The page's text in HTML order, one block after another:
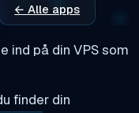
← Alle apps
ind på din VPS som
finder din